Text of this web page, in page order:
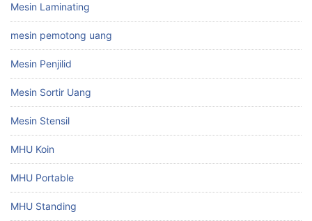
Mesin Laminating
mesin pemotong uang
Mesin Penjilid
Mesin Sortir Uang
Mesin Stensil
MHU Koin
MHU Portable
MHU Standing